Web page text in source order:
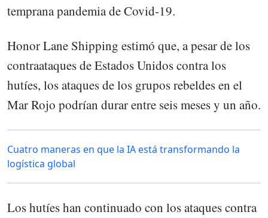
temprana pandemia de Covid-19.
Honor Lane Shipping estimó que, a pesar de los
contraataques de Estados Unidos contra los
hutíes, los ataques de los grupos rebeldes en el
Mar Rojo podrían durar entre seis meses y un año.
Cuatro maneras en que la IA está transformando la
logística global
Los hutíes han continuado con los ataques contra